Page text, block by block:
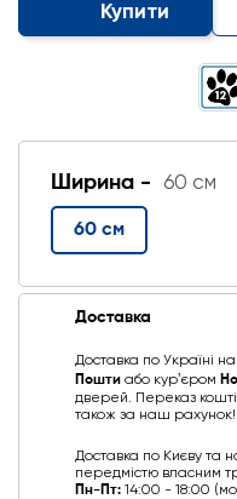
Купити
Ширина - 60 см
60 см
Доставка
Доставка по Україні на
Пошти або курʼєром
дверей. Переказ
також за наш рахунок!
Доставка по Києву та
передмістю власним
Пн-Пт: 14:00 - 18:00